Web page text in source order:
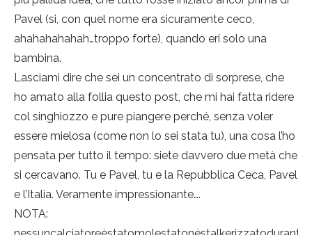
Pavel (si, con quel nome era sicuramente ceco,
ahahahahahah…troppo forte), quando eri solo una
bambina.
Lasciami dire che sei un concentrato di sorprese, che
ho amato alla follia questo post, che mi hai fatta ridere
col singhiozzo e pure piangere perché, senza voler
essere mielosa (come non lo sei stata tu), una cosa l’ho
pensata per tutto il tempo: siete davvero due metà che
si cercavano. Tu e Pavel, tu e la Repubblica Ceca, Pavel
e l’Italia. Veramente impressionante….
NOTA: